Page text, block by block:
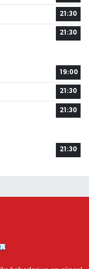
21:30
21:30
19:00
21:30
21:30
21:30